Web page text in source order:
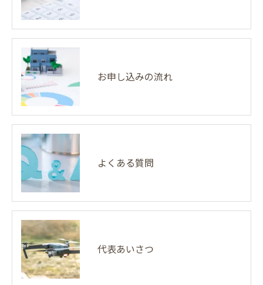
お申し込みの流れ
よくある質問
代表あいさつ